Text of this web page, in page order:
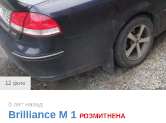
12 фото
8 лет назад
Brilliance M 1 РОЗМИТНЕНА